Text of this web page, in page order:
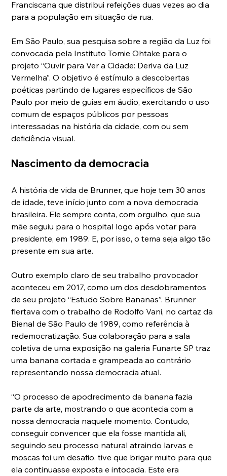
Franciscana que distribui refeições duas vezes ao dia
para a população em situação de rua.
Em São Paulo, sua pesquisa sobre a região da Luz foi
convocada pela Instituto Tomie Ohtake para o
projeto “Ouvir para Ver a Cidade: Deriva da Luz
Vermelha”. O objetivo é estímulo a descobertas
poéticas partindo de lugares específicos de São
Paulo por meio de guias em áudio, exercitando o uso
comum de espaços públicos por pessoas
interessadas na história da cidade, com ou sem
deficiência visual.
Nascimento da democracia
A história de vida de Brunner, que hoje tem 30 anos
de idade, teve início junto com a nova democracia
brasileira. Ele sempre conta, com orgulho, que sua
mãe seguiu para o hospital logo após votar para
presidente, em 1989. E, por isso, o tema seja algo tão
presente em sua arte.
Outro exemplo claro de seu trabalho provocador
aconteceu em 2017, como um dos desdobramentos
de seu projeto “Estudo Sobre Bananas”. Brunner
flertava com o trabalho de Rodolfo Vani, no cartaz da
Bienal de São Paulo de 1989, como referência à
redemocratização. Sua colaboração para a sala
coletiva de uma exposição na galeria Funarte SP traz
uma banana cortada e grampeada ao contrário
representando nossa democracia atual.
“O processo de apodrecimento da banana fazia
parte da arte, mostrando o que acontecia com a
nossa democracia naquele momento. Contudo,
conseguir convencer que ela fosse mantida ali,
seguindo seu processo natural atraindo larvas e
moscas foi um desafio, tive que brigar muito para que
ela continuasse exposta e intocada. Este era